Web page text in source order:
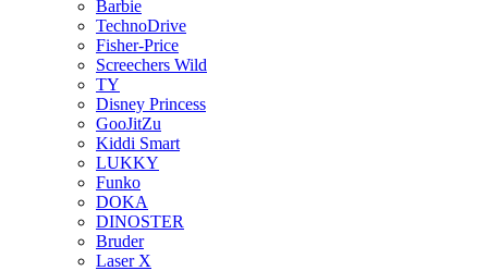
Barbie
TechnoDrive
Fisher-Price
Screechers Wild
TY
Disney Princess
GooJitZu
Kiddi Smart
LUKKY
Funko
DOKA
DINOSTER
Bruder
Laser X